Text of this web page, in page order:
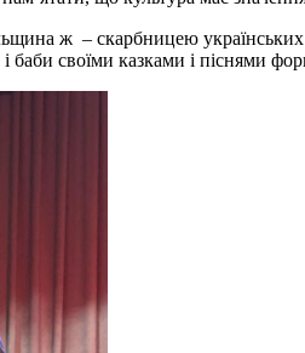
ж – скарбницею
баби своїми казками і піснями